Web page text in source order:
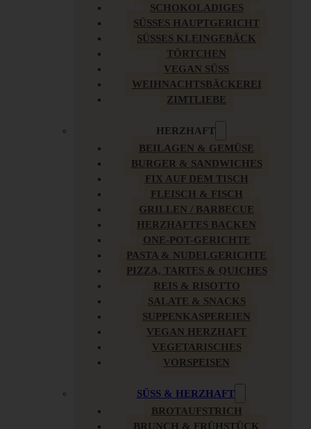
SCHOKOLADIGES
SÜSSES HAUPTGERICHT
SÜSSES KLEINGEBÄCK
TÖRTCHEN
VEGAN SÜSS
WEIHNACHTSBÄCKEREI
ZIMTLIEBE
HERZHAFT
BEILAGEN & GEMÜSE
BURGER & SANDWICHES
FIX AUF DEM TISCH
FLEISCH & FISCH
GRILLEN / BARBECUE
HERZHAFTES BACKEN
ONE-POT-GERICHTE
PASTA & NUDELGERICHTE
PIZZA, TARTES & QUICHES
REIS & RISOTTO
SALATE & SNACKS
SUPPENKASPEREIEN
VEGAN HERZHAFT
VEGETARISCHES
VORSPEISEN
SÜSS & HERZHAFT
BROTAUFSTRICH
BRUNCH & FRÜHSTÜCK